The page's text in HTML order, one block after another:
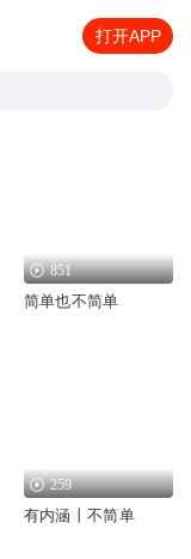
打开APP
851
简单也不简单
259
有内涵丨不简单